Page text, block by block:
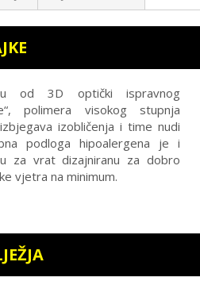
od 3D optički ispravnog
polimera visokog stupnja
izobličenja i time nudi
podloga hipoalergena je i
za vrat dizajniranu za dobro
vjetra na minimum.